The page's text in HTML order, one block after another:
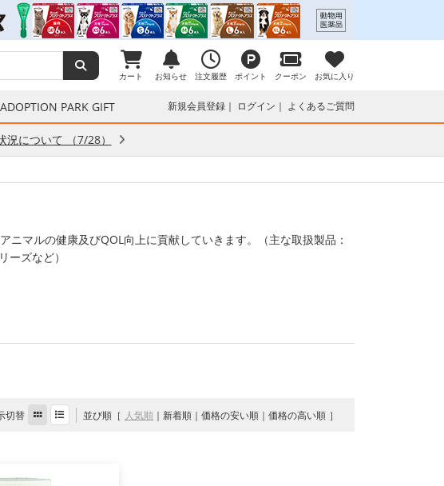
カート お知らせ 注文履歴 ポイント クーポン お気に入り
ADOPTION PARK GIFT 新規会員登録 ログイン よくあるご質問
について （7/28）
ニマルの健康及びQOL向上に貢献していきます。（主な取扱製品：
ーズなど）
切替 並び順 人気順 新着順 価格の安い順 価格の高い順